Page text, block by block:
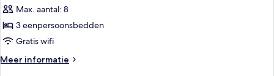
niet-
roken
(extra
beds
for
Max. aantal: 8
3 eenpersoonsbedden
Gratis wifi
Meer informatie
Meer